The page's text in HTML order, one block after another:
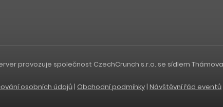
provozuje společnost CzechCrunch s.r.o. se sídlem Thámova
osobních údajů | Obchodní podmínky | Návštěvní řád eventů